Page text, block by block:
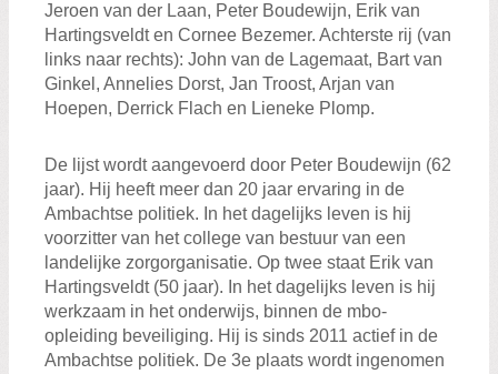
Jeroen van der Laan, Peter Boudewijn, Erik van
Hartingsveldt en Cornee Bezemer. Achterste rij (van
links naar rechts): John van de Lagemaat, Bart van
Ginkel, Annelies Dorst, Jan Troost, Arjan van
Hoepen, Derrick Flach en Lieneke Plomp.
De lijst wordt aangevoerd door Peter Boudewijn (62
jaar). Hij heeft meer dan 20 jaar ervaring in de
Ambachtse politiek. In het dagelijks leven is hij
voorzitter van het college van bestuur van een
landelijke zorgorganisatie. Op twee staat Erik van
Hartingsveldt (50 jaar). In het dagelijks leven is hij
werkzaam in het onderwijs, binnen de mbo-
opleiding beveiliging. Hij is sinds 2011 actief in de
Ambachtse politiek. De 3e plaats wordt ingenomen